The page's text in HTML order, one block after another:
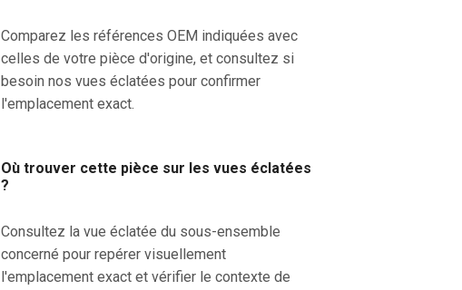
Comparez les références OEM indiquées avec
celles de votre pièce d'origine, et consultez si
besoin nos vues éclatées pour confirmer
l'emplacement exact.
Où trouver cette pièce sur les vues éclatées
?
Consultez la vue éclatée du sous-ensemble
concerné pour repérer visuellement
l'emplacement exact et vérifier le contexte de